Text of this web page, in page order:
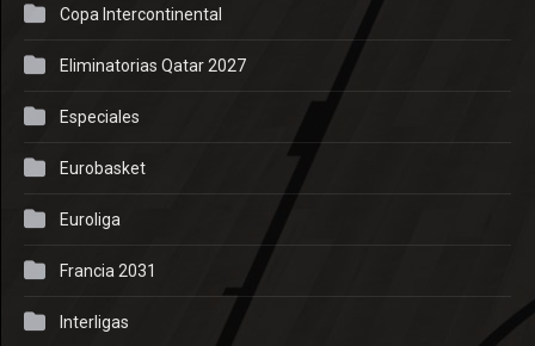
Copa Intercontinental
Eliminatorias Qatar 2027
Especiales
Eurobasket
Euroliga
Francia 2031
Interligas